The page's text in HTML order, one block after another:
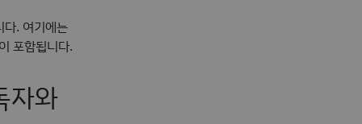
다. 여기에는
포함됩니다.
자와